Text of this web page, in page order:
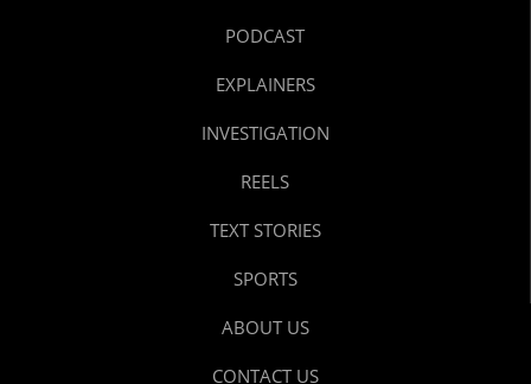
PODCAST
EXPLAINERS
INVESTIGATION
REELS
TEXT STORIES
SPORTS
ABOUT US
CONTACT US